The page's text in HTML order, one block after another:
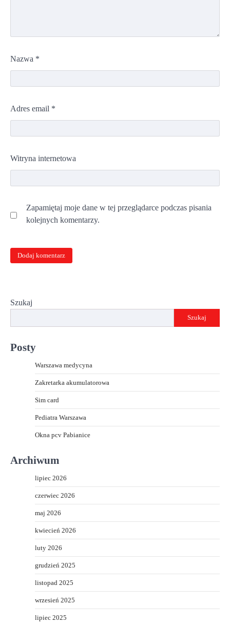
Nazwa *
Adres email *
Witryna internetowa
Zapamiętaj moje dane w tej przeglądarce podczas pisania
kolejnych komentarzy.
Szukaj
Szukaj
Posty
Warszawa medycyna
Zakretarka akumulatorowa
Sim card
Pediatra Warszawa
Okna pcv Pabianice
Archiwum
lipiec 2026
czerwiec 2026
maj 2026
kwiecień 2026
luty 2026
grudzień 2025
listopad 2025
wrzesień 2025
lipiec 2025